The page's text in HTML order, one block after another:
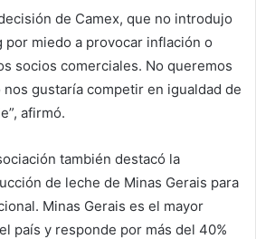
de Camex, que no introdujo
por miedo a provocar inflación o
socios comerciales. No queremos
gustaría competir en igualdad de
afirmó.
también destacó la
de leche de Minas Gerais para
Minas Gerais es el mayor
país y responde por más del 40%